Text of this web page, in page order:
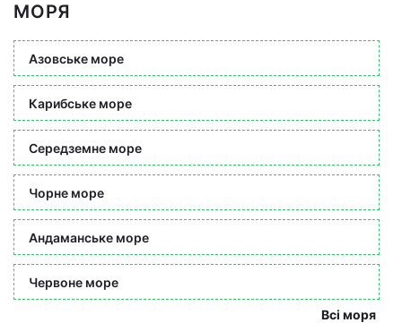
МОРЯ
Азовське море
Карибське море
Середземне море
Чорне море
Андаманське море
Червоне море
Всі моря